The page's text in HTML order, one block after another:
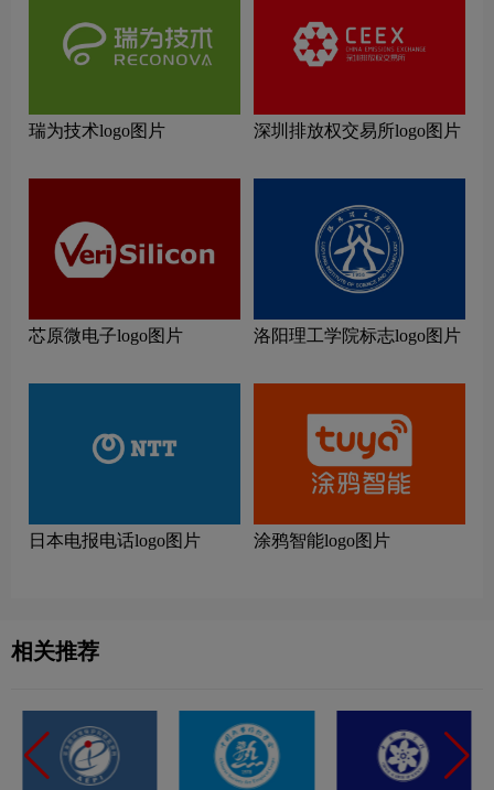
瑞为技术logo图片 深圳排放权交易所logo图片
芯原微电子logo图片 洛阳理工学院标志logo图片
日本电报电话logo图片 涂鸦智能logo图片
相关推荐